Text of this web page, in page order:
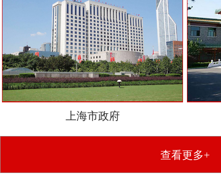
上海市政府
查看更多+